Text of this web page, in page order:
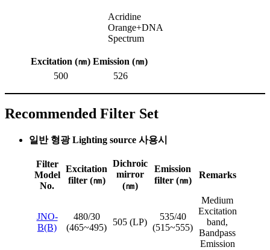
Acridine
Orange+DNA
Spectrum
Excitation (㎚) Emission (㎚)
500
526
Recommended Filter Set
일반 형광 Lighting source 사용시
Filter
Model
No.
Excitation
filter (㎚)
Dichroic
mirror
(㎚)
Emission
filter (㎚)
Remarks
JNO-
B(B)
480/30
(465~495)
505 (LP)
535/40
(515~555)
Medium
Excitation
band,
Bandpass
Emission